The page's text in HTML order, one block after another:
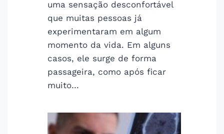
uma sensação desconfortável
que muitas pessoas já
experimentaram em algum
momento da vida. Em alguns
casos, ele surge de forma
passageira, como após ficar
muito…